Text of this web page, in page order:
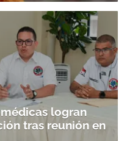
logran
tras reunión en